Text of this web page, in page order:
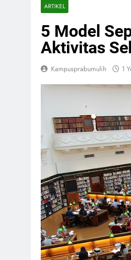
ARTIKEL
5 Model
Aktivitas
Kampusprabumulih 1